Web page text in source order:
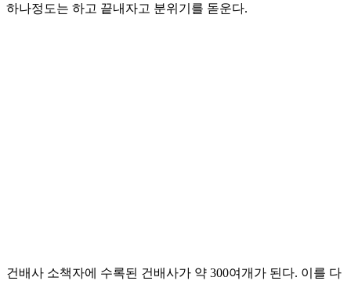
하나정도는 하고 끝내자고 분위기를 돋운다.
건배사 소책자에 수록된 건배사가 약 300여개가 된다. 이를 다